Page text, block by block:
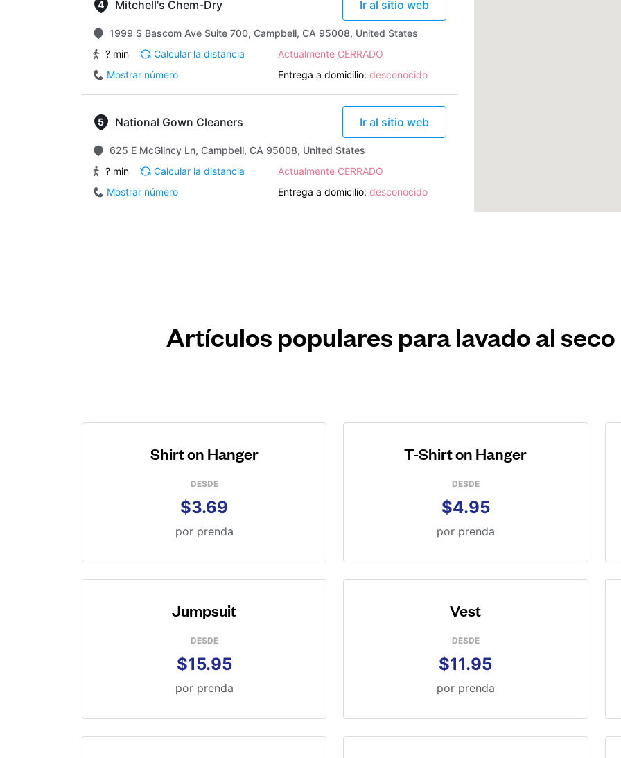
Mitchell's Chem-Dry Ir al sitio web
1999 S Bascom Ave Suite 700, Campbell, CA 95008, United States
? min
Calcular la distancia
Actualmente CERRADO
Mostrar número
Entrega a domicilio: desconocido
National Gown Cleaners Ir al sitio web
625 E McGlincy Ln, Campbell, CA 95008, United States
? min
Calcular la distancia
Actualmente CERRADO
Mostrar número
Entrega a domicilio: desconocido
Artículos populares para lavado al
Shirt on Hanger
DESDE
$3.69
por prenda
T-Shirt on Hanger
DESDE
$4.95
por prenda
Jumpsuit
DESDE
$15.95
por prenda
Vest
DESDE
$11.95
por prenda